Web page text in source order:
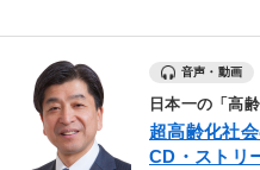
音声・動画
日本一の「高
超高齢化社
CD・ストリ